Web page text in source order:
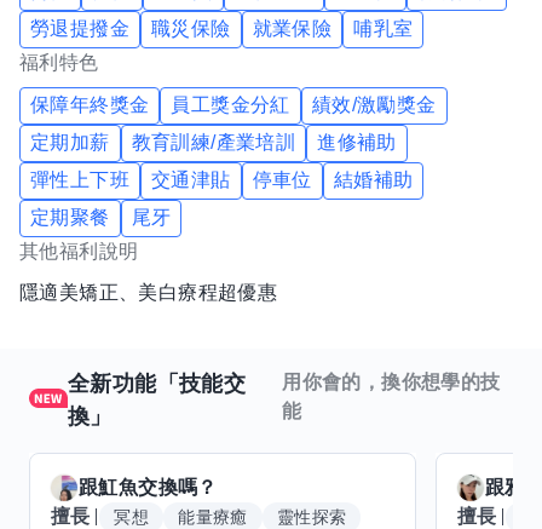
勞退提撥金
職災保險 就業保險
哺乳室
福利特色
保障年終獎金 員工獎金分紅
績效/激勵獎金
定期加薪
教育訓練/產業培訓
進修補助
彈性上下班
交通津貼 停車位
結婚補助
定期聚餐
尾牙
其他福利說明
隱適美矯正、美白療程超優惠
全新功能「技能交
換」
用你會的，換你想學的技
能
跟魟魚交換嗎？
擅長
冥想 能量療癒
靈性探索
跟雅
擅長